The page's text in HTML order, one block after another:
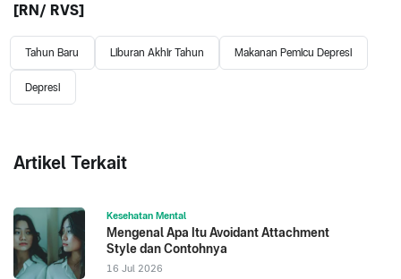
[RN/ RVS]
Tahun Baru Liburan Akhir Tahun Makanan Pemicu Depresi
Depresi
Artikel Terkait
Kesehatan Mental
Mengenal Apa Itu Avoidant Attachment
Style dan Contohnya
16 Jul 2026